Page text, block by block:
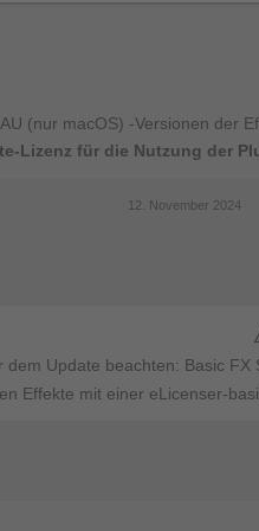
(nur macOS) -Versionen
Lizenz für die Nutzung der
12. November 2024
dem Update beachten: Basic
Effekte mit einer eLicenser-